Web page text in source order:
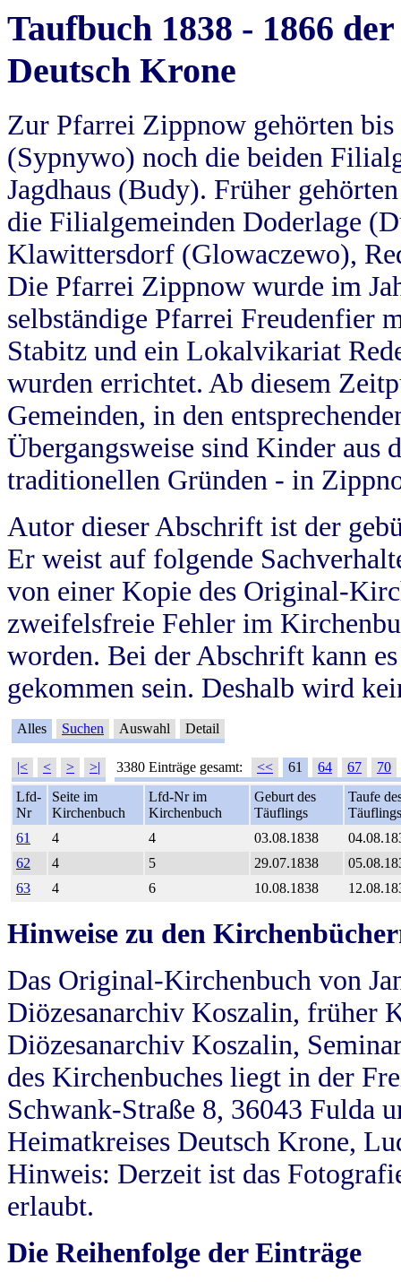
Taufbuch 1838 - 1866
Deutsch Krone
Zur Pfarrei Zippnow gehörten
(Sypnywo) noch die beiden
Jagdhaus (Budy). Früher
die Filialgemeinden Doderlage
Klawittersdorf (Glowaczewo),
Die Pfarrei Zippnow wurde im
selbständige Pfarrei Freudenfier
Stabitz und ein Lokalvikariat
wurden errichtet. Ab diesem
Gemeinden, in den
Übergangsweise sind Kinder aus
traditionellen Gründen - in
Autor dieser Abschrift ist der
Er weist auf folgende
von einer Kopie des Original-
zweifelsfreie Fehler im
worden. Bei der Abschrift kann
gekommen sein. Deshalb wird
Alles Suchen Auswahl Detail
|< < > >| 3380 Einträge gesamt: << 61 64 67
70
Lfd-
Nr
Seite im
Kirchenbuch
Lfd-Nr im
Kirchenbuch
Geburt des
Täuflings
Taufe
Täuflings
61
4 4 03.08.1838
62
4 5 29.07.1838
63
4 6 10.08.1838
Hinweise zu den
Das Original-Kirchenbuch von
Diözesanarchiv Koszalin, früher
Diözesanarchiv Koszalin,
des Kirchenbuches liegt in der
Schwank-Straße 8, 36043 Fulda
Heimatkreises Deutsch Krone,
Hinweis: Derzeit ist das
erlaubt.
Die Reihenfolge der Einträge